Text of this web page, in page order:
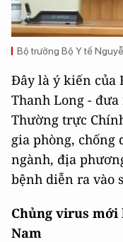
Bộ trưởng Bộ Y tế
Đây là ý kiến của
Thanh Long -
Thường trực
gia phòng, chống
ngành, địa
bệnh diễn ra vào
Chủng virus
Nam